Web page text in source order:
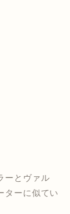
ーとヴァル
ターに似てい